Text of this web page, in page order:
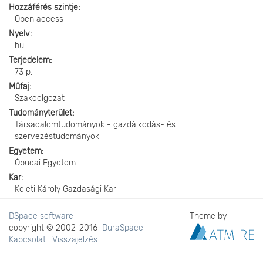
Hozzáférés szintje
Open access
Nyelv
hu
Terjedelem
73 p.
Műfaj
Szakdolgozat
Tudományterület
Társadalomtudományok - gazdálkodás- és
szervezéstudományok
Egyetem
Óbudai Egyetem
Kar
Keleti Károly Gazdasági Kar
DSpace software
copyright © 2002-2016 DuraSpace
Kapcsolat
Visszajelzés
Theme by